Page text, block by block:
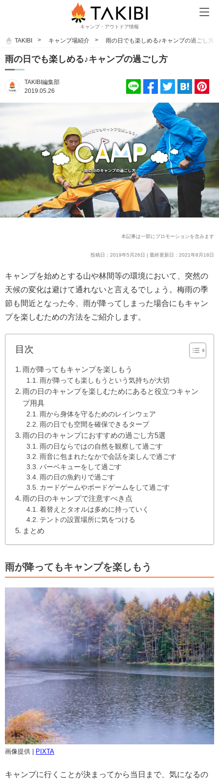
キャンプ・アウトドア情報
TAKIBI キャンプ場紹介 雨の日でも楽しめる♪キャンプの過ごし方
雨の日でも楽しめる♪キャンプの過ごし方
TAKIBI編集部
2019.05.26
本記事は一部にプロモーションを含みます
投稿日：2019年5月26日 | 最終更新日：2021年8月18日
キャンプを始めとする山や林間等の環境において、突然の
天候の変化は避けて通れないと言えるでしょう。梅雨の季
節も間近となった今、雨が降ってしまった場合にもキャン
プを楽しむための方法をご紹介します。
目次
雨が降ってもキャンプを楽しもう
雨が降っても楽しもうという気持ちが大切
雨の日のキャンプを楽しむためにあると役立つキャン
プ用具
雨から身体を守るためのレインウェア
雨の日でも空間を確保できるタープ
雨の日のキャンプにおすすめの過ごし方5選
雨の日ならではの自然を観察して過ごす
雨音に包まれたなかで会話を楽しんで過ごす
バーベキューをして過ごす
雨の日の魚釣りで過ごす
カードゲームやボードゲームをして過ごす
雨の日のキャンプで注意すべき点
着替えとタオルは多めに持っていく
テントの設置場所に気をつける
まとめ
雨が降ってもキャンプを楽しもう
画像提供 | PIXTA
キャンプに行くことが決まってから当日まで、気になるの